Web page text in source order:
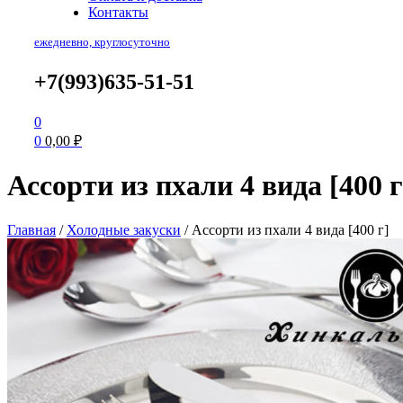
Контакты
ежедневно, круглосуточно
+7(993)635-51-51
0
0 0,00 ₽
Ассорти из пхали 4 вида [400
Главная / Холодные закуски / Ассорти из пхали 4 вида [400 г]